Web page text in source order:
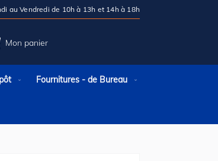
au Vendredi de 10h à 13h et 14h à 18h
Mon panier
Fournitures - de Bureau